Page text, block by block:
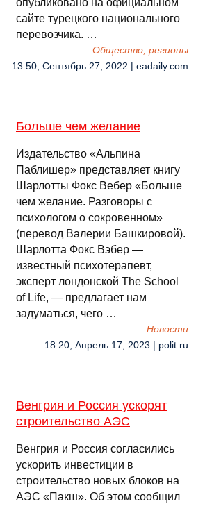
опубликовано на официальном
сайте турецкого национального
перевозчика. …
Общество, регионы
13:50, Сентябрь 27, 2022 | eadaily.com
Больше чем желание
Издательство «Альпина
Паблишер» представляет книгу
Шарлотты Фокс Вебер «Больше
чем желание. Разговоры с
психологом о сокровенном»
(перевод Валерии Башкировой).
Шарлотта Фокс Вэбер —
известный психотерапевт,
эксперт лондонской The School
of Life, — предлагает нам
задуматься, чего …
Новости
18:20, Апрель 17, 2023 | polit.ru
Венгрия и Россия ускорят
строительство АЭС
Венгрия и Россия согласились
ускорить инвестиции в
строительство новых блоков на
АЭС «Пакш». Об этом сообщил